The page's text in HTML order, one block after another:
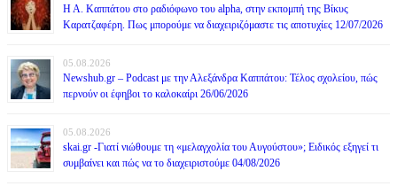
Η Α. Καππάτου στο ραδιόφωνο του alpha, στην εκπομπή της Βίκυς
Καρατζαφέρη. Πως μπορούμε να διαχειριζόμαστε τις αποτυχίες 12/07/2026
05.08.2026
Newshub.gr – Podcast με την Αλεξάνδρα Καππάτου: Τέλος σχολείου, πώς
περνούν οι έφηβοι το καλοκαίρι 26/06/2026
05.08.2026
skai.gr -Γιατί νιώθουμε τη «μελαγχολία του Αυγούστου»; Ειδικός εξηγεί τι
συμβαίνει και πώς να το διαχειριστούμε 04/08/2026